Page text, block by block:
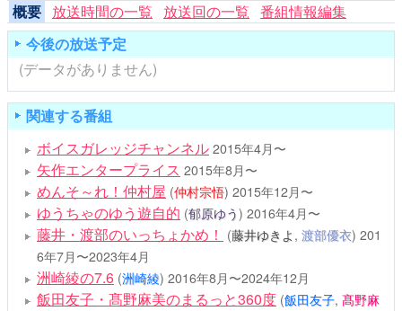
概要 放送時間の一覧 放送回の一覧 番組情報編集
今後の放送予定
(データがありません)
関連する番組
ボイスガレッジチャンネル 2015年4月〜
矢作エンタープライス 2015年8月〜
めんそ～れ！仲村屋 (仲村宗悟) 2015年12月〜
ゆうちゃのゆう遊自的 (郁原ゆう) 2016年4月〜
藤井・渡部のいっちょかめ！ (藤井ゆきよ , 渡部優衣) 201
6年7月〜2023年4月
洲崎綾の7.6 (洲崎綾) 2016年8月〜2024年12月
飯田友子・髙野麻美のまるっと360度 (飯田友子, 髙野麻